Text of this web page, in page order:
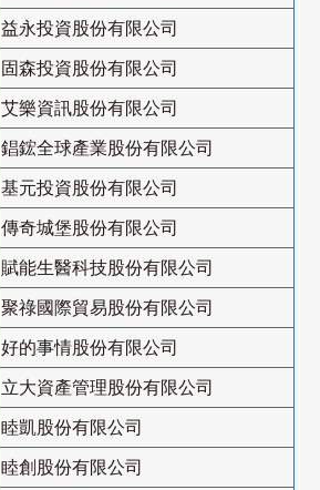
益永投資股份有限公司
固森投資股份有限公司
艾樂資訊股份有限公司
錩鋐全球產業股份有限公司
基元投資股份有限公司
傳奇城堡股份有限公司
賦能生醫科技股份有限公司
聚祿國際貿易股份有限公司
好的事情股份有限公司
立大資產管理股份有限公司
睦凱股份有限公司
睦創股份有限公司